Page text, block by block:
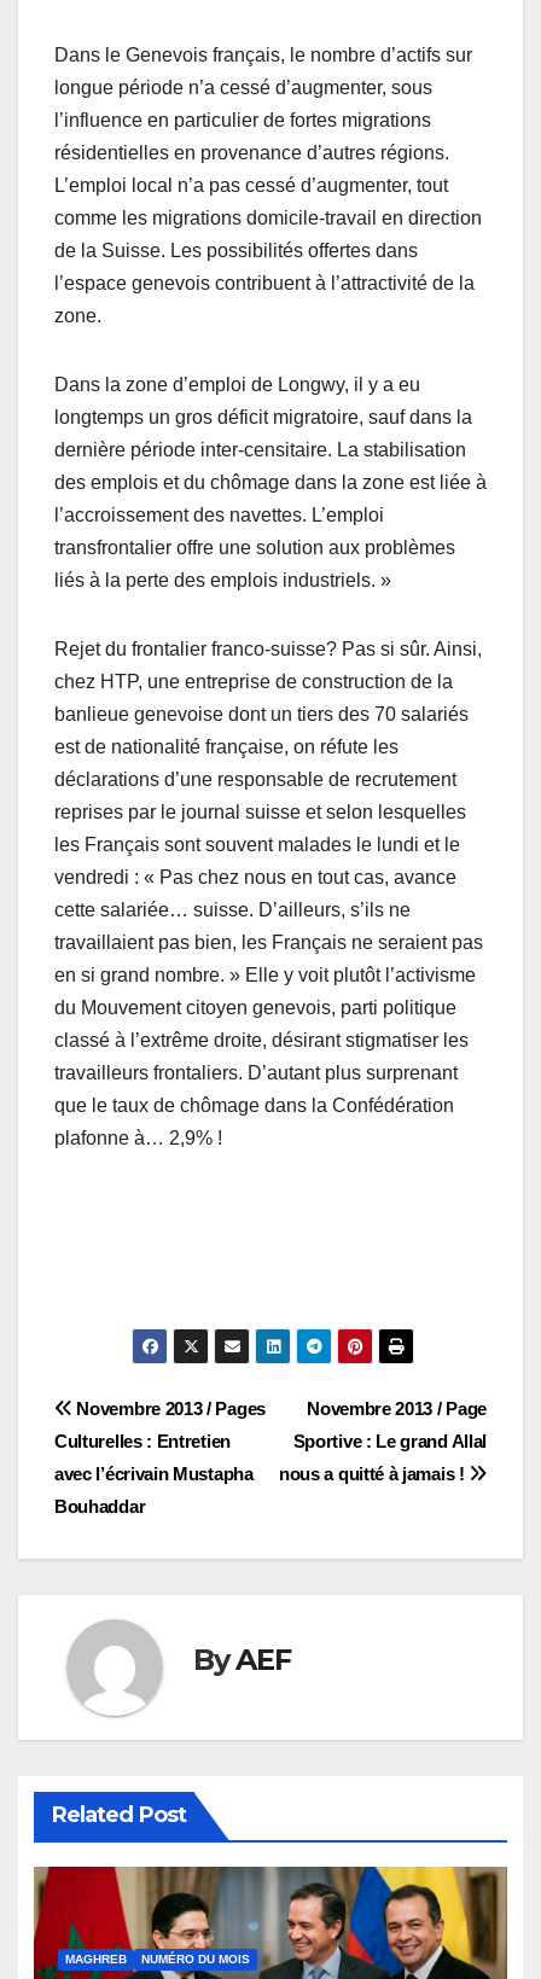
Dans le Genevois français, le nombre d’actifs sur
longue période n’a cessé d’augmenter, sous
l’influence en particulier de fortes migrations
résidentielles en provenance d’autres régions.
L’emploi local n’a pas cessé d’augmenter, tout
comme les migrations domicile-travail en direction
de la Suisse. Les possibilités offertes dans
l’espace genevois contribuent à l’attractivité de la
zone.
Dans la zone d’emploi de Longwy, il y a eu
longtemps un gros déficit migratoire, sauf dans la
dernière période inter-censitaire. La stabilisation
des emplois et du chômage dans la zone est liée à
l’accroissement des navettes. L’emploi
transfrontalier offre une solution aux problèmes
liés à la perte des emplois industriels. »
Rejet du frontalier franco-suisse? Pas si sûr. Ainsi,
chez HTP, une entreprise de construction de la
banlieue genevoise dont un tiers des 70 salariés
est de nationalité française, on réfute les
déclarations d’une responsable de recrutement
reprises par le journal suisse et selon lesquelles
les Français sont souvent malades le lundi et le
vendredi : « Pas chez nous en tout cas, avance
cette salariée… suisse. D’ailleurs, s’ils ne
travaillaient pas bien, les Français ne seraient pas
en si grand nombre. » Elle y voit plutôt l’activisme
du Mouvement citoyen genevois, parti politique
classé à l’extrême droite, désirant stigmatiser les
travailleurs frontaliers. D’autant plus surprenant
que le taux de chômage dans la Confédération
plafonne à… 2,9% !
Navigation
de
l’article
Novembre 2013 / Page
Sportive : Le grand Allal
nous a quitté à jamais !
Novembre 2013 / Pages
Culturelles : Entretien
avec l’écrivain Mustapha
Bouhaddar
ByAEF
Related Post
MAGHREB NUMÉRO DU MOIS